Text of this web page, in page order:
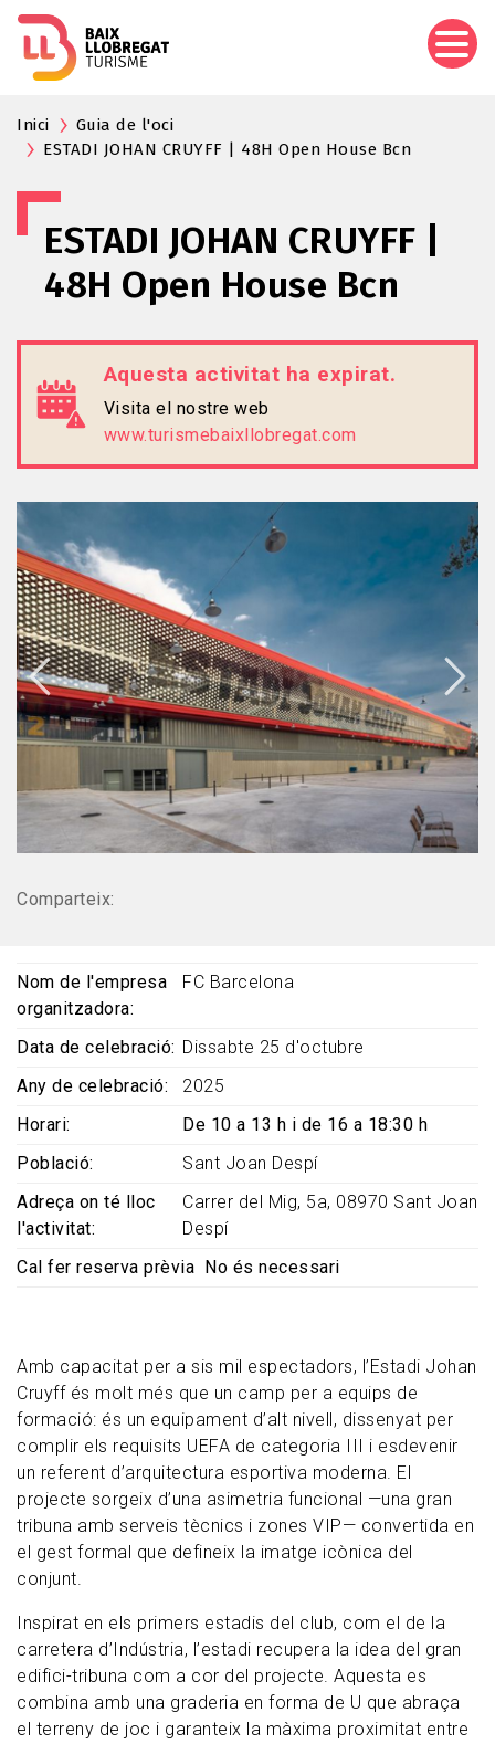
Inici
Guia de l'oci
ESTADI JOHAN CRUYFF | 48H Open House Bcn
ESTADI JOHAN CRUYFF |
48H Open House Bcn
Aquesta activitat ha expirat.
Visita el nostre web
www.turismebaixllobregat.com
Comparteix:
Amb capacitat per a sis mil espectadors, l’Estadi Johan
Cruyff és molt més que un camp per a equips de
formació: és un equipament d’alt nivell, dissenyat per
complir els requisits UEFA de categoria III i esdevenir
un referent d’arquitectura esportiva moderna. El
projecte sorgeix d’una asimetria funcional —una gran
tribuna amb serveis tècnics i zones VIP— convertida en
el gest formal que defineix la imatge icònica del
conjunt.
Inspirat en els primers estadis del club, com el de la
carretera d’Indústria, l’estadi recupera la idea del gran
edifici-tribuna com a cor del projecte. Aquesta es
combina amb una graderia en forma de U que abraça
el terreny de joc i garanteix la màxima proximitat entre
Nom de l'empresa
organitzadora
FC Barcelona
Data de celebració
Dissabte 25 d'octubre
Any de celebració
2025
Horari
De 10 a 13 h i de 16 a 18:30 h
Població
Sant Joan Despí
Adreça on té lloc
l'activitat
Carrer del Mig, 5a, 08970 Sant Joan
Despí
Cal fer reserva prèvia
No és necessari